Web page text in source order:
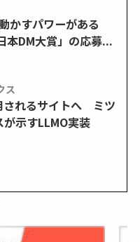
かすパワーがある
本DM大賞」の応募...
ス
されるサイトへ ミツ
示すLLMO実装